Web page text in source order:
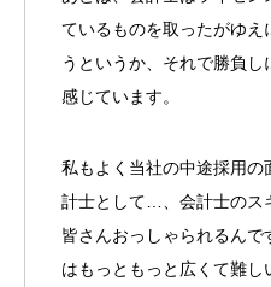
ているものを取ったがゆえ
うというか、それで勝負し
感じています。
私もよく当社の中途採用
計士として…、会計士のス
皆さんおっしゃられるん
はもっともっと広くて難